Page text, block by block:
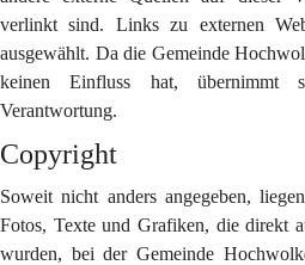
verlinkt sind. Links zu externen
ausgewählt. Da die Gemeinde
keinen Einfluss hat, übernimmt
Verantwortung.
Copyright
Soweit nicht anders angegeben,
Fotos, Texte und Grafiken, die direkt
wurden, bei der Gemeinde